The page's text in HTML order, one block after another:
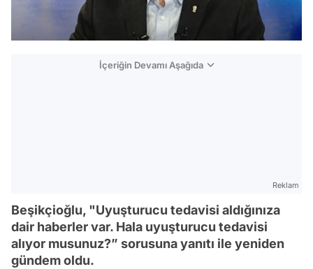
İçeriğin Devamı Aşağıda
Reklam
Beşikçioğlu, "Uyuşturucu tedavisi aldığınıza
dair haberler var. Hala uyuşturucu tedavisi
alıyor musunuz?” sorusuna yanıtı ile yeniden
gündem oldu.